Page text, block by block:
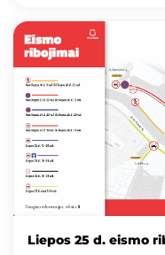
Liepos 25 d. eismo